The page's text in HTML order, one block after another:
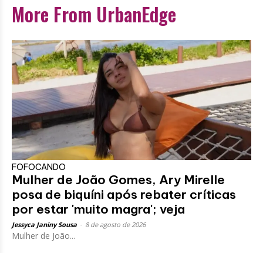
More From UrbanEdge
FOFOCANDO
Mulher de João Gomes, Ary Mirelle
posa de biquíni após rebater críticas
por estar 'muito magra'; veja
Jessyca Janiny Sousa 8 de agosto de 2026
Mulher de João...